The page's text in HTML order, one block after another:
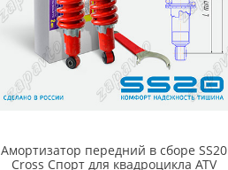
Амортизатор передний в сборе SS20
Cross Спорт для квадроцикла ATV